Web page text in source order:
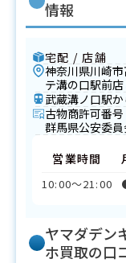
情報
宅配 / 店舗
神奈川県川崎
テ溝の口駅前
武蔵溝ノ口駅
古物商許可番号
群馬県公安委
営業時間
10:00〜21:00
ヤマダデン
ホ買取の口